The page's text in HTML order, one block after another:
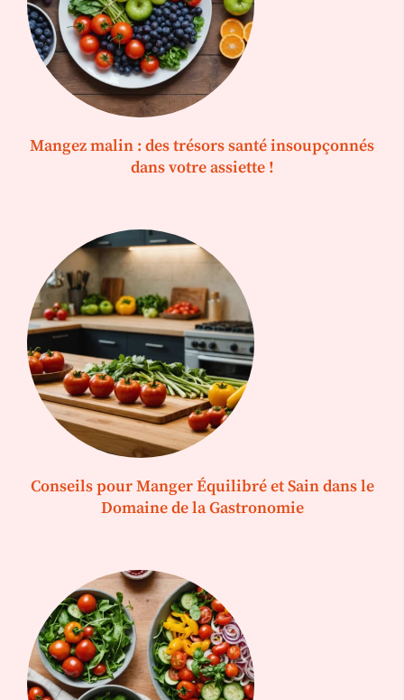
Mangez malin : des trésors santé insoupçonnés
dans votre assiette !
Conseils pour Manger Équilibré et Sain dans le
Domaine de la Gastronomie